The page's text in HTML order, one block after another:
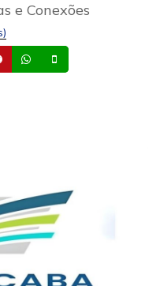
e Conexões
Site Whatsapp